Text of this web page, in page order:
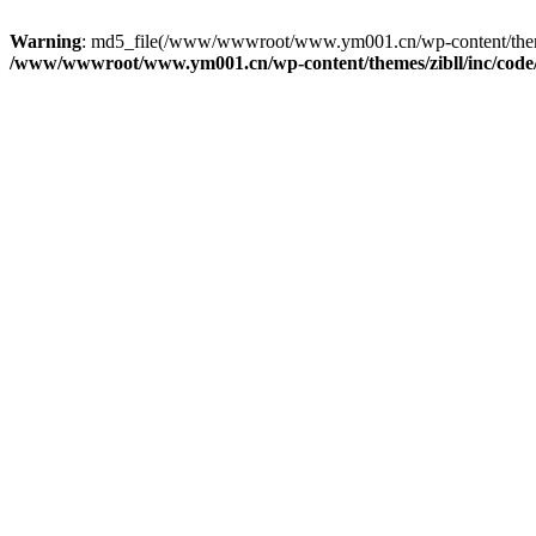
Warning: md5_file(/www/wwwroot/www.ym001.cn/wp-content/
/www/wwwroot/www.ym001.cn/wp-content/themes/zibll/inc/